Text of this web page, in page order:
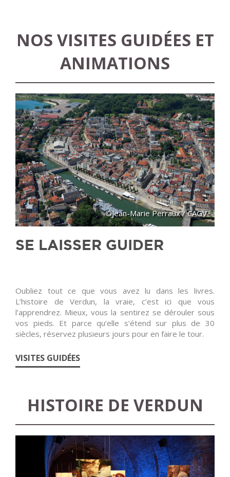
NOS VISITES GUIDÉES ET
ANIMATIONS
©Jean-Marie Perraux / CAGV
SE LAISSER GUIDER
Oubliez tout ce que vous avez lu dans les livres.
L’histoire de Verdun, la vraie, c’est ici que vous
l’apprendrez. Mieux, vous la sentirez se dérouler sous
vos pieds. Et parce qu’elle s’étend sur plus de 30
siècles, réservez plusieurs jours pour en faire le tour.
VISITES GUIDÉES
HISTOIRE DE VERDUN